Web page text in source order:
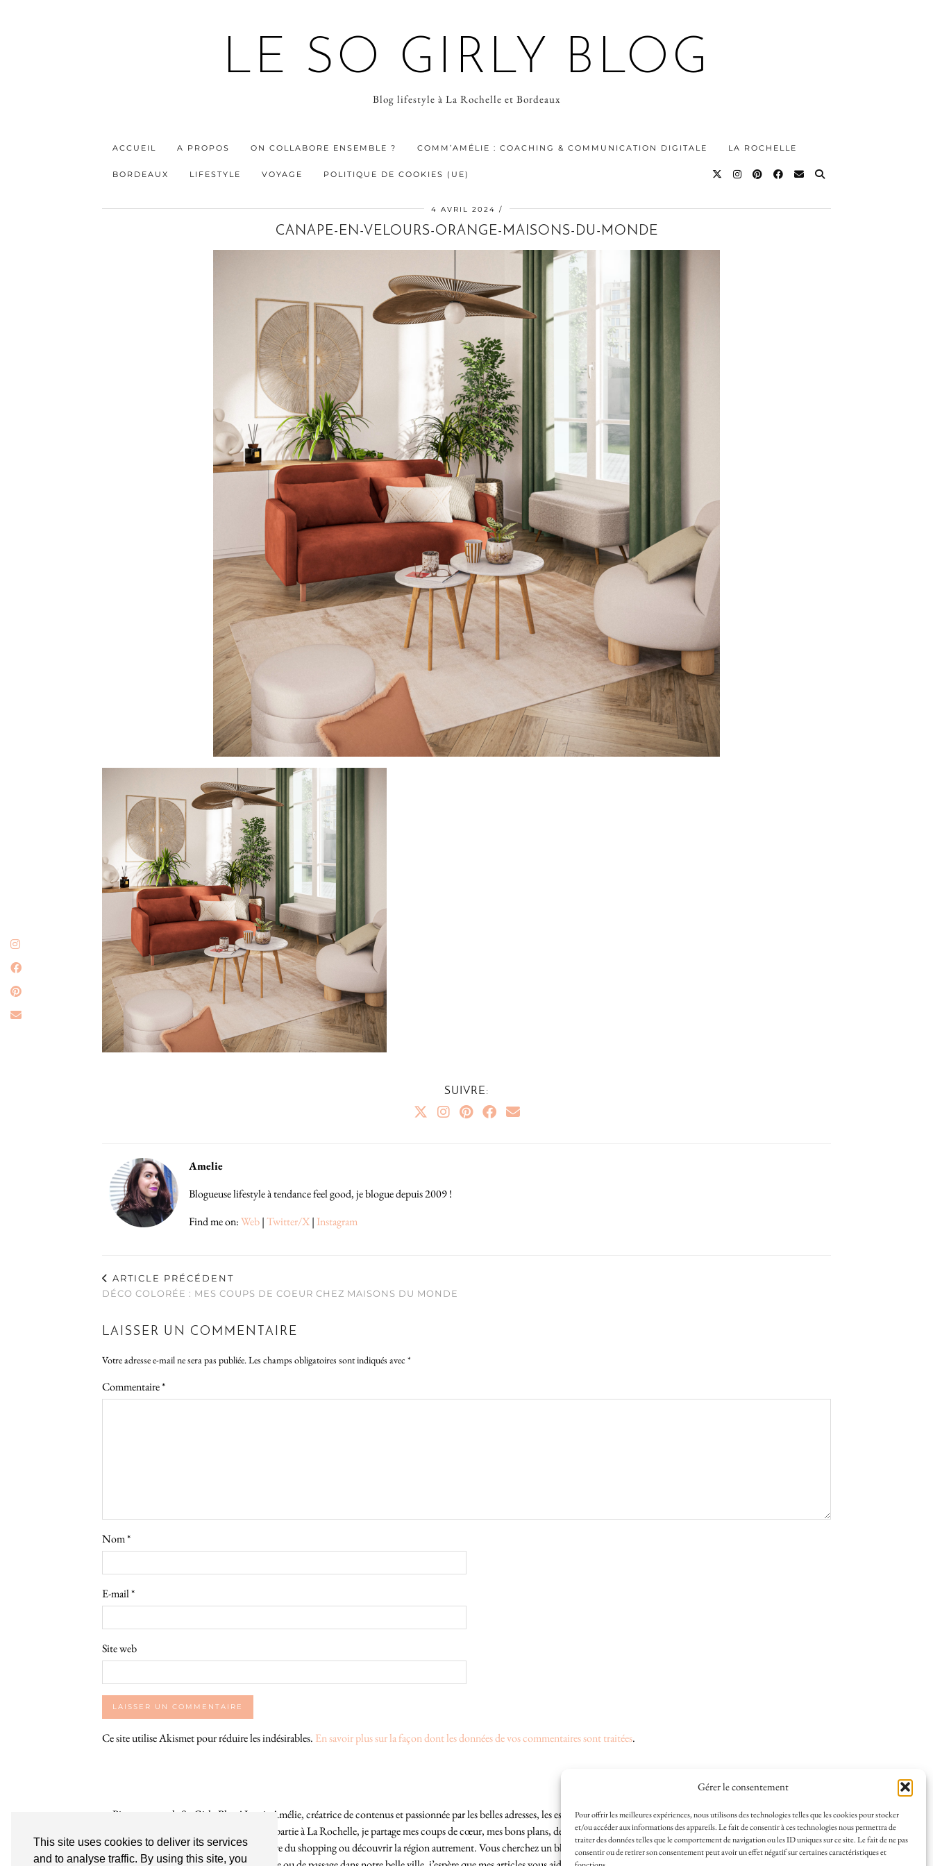
This site uses cookies to deliver its services
and to analyse traffic. By using this site, you
Gérer le consentement
Pour offrir les meilleures expériences, nous utilisons des technologies telles que les cookies pour stocker
et/ou accéder aux informations des appareils. Le fait de consentir à ces technologies nous permettra de
traiter des données telles que le comportement de navigation ou les ID uniques sur ce site. Le fait de ne pas
consentir ou de retirer son consentement peut avoir un effet négatif sur certaines caractéristiques et
LE SO GIRLY BLOG
Blog lifestyle à La Rochelle et Bordeaux
ACCUEIL A PROPOS ON COLLABORE ENSEMBLE ? COMM’AMÉLIE : COACHING & COMMUNICATION DIGITALE LA ROCHELLE
BORDEAUX LIFESTYLE VOYAGE POLITIQUE DE COOKIES (UE)
4 AVRIL 2024
CANAPE-EN-VELOURS-ORANGE-MAISONS-DU-MONDE
SUIVRE:
Amelie
Blogueuse lifestyle à tendance feel good, je blogue depuis 2009 !
Find me on:Web|Twitter/X| Instagram
ARTICLE PRÉCÉDENT
DÉCO COLORÉE : MES COUPS DE COEUR CHEZ MAISONS DU MONDE
LAISSER UN COMMENTAIRE
Votre adresse e-mail ne sera pas publiée.Les champs obligatoires sont indiqués avec *
Commentaire*
Nom*
E-mail*
Site web
Ce site utilise Akismet pour réduire les indésirables. En savoir plus sur la façon dont les données de vos commentaires sont traitées.
Bienvenue sur le So Girly Blog ! Je suis Amélie, créatrice de contenus et passionnée par les belles adresses, les escapades locales et la vie à La Rochelle, où je vis depuis plusieurs
années. À travers ce blog dédié en grande partie à La Rochelle, je partage mes coups de cœur, mes bons plans, des idées de sorties en solo ou à plusieurs, et mes meilleures adresses
rochelaises pour bruncher, se balader, faire du shopping ou découvrir la région autrement. Vous cherchez un blog lifestyle à La Rochelle, tenu par une locale ? Vous êtes au bon